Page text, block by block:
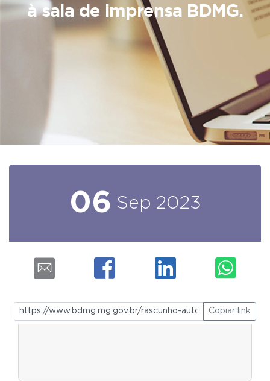
à sala de imprensa BDMG.
06 Sep 2023
Copiar link